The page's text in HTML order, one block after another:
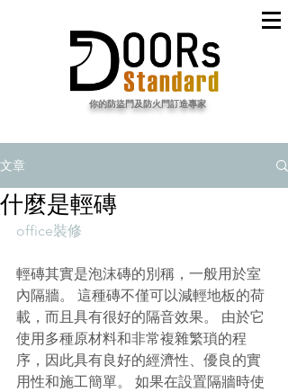
​你的防盜門及防火門訂造專家
文章
什麼是輕磚
office裝修
輕磚其實是泡沫磚的別稱，一般用於室
內隔牆。 這種磚不僅可以減輕地板的荷
載，而且具有很好的隔音效果。 由於它
使用多種原材料和非常複雜繁瑣的程
序，因此具有良好的經濟性、優良的實
用性和施工簡單。 如果在設置隔牆時使